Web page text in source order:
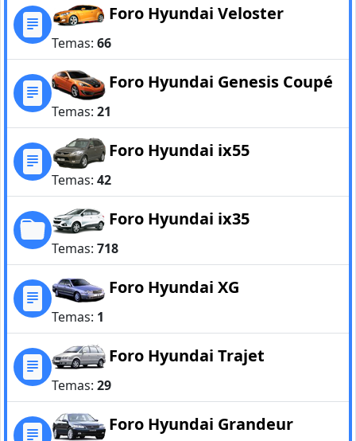
Foro Hyundai Veloster
Temas: 66
Foro Hyundai Genesis Coupé
Temas: 21
Foro Hyundai ix55
Temas: 42
Foro Hyundai ix35
Temas: 718
Foro Hyundai XG
Temas: 1
Foro Hyundai Trajet
Temas: 29
Foro Hyundai Grandeur